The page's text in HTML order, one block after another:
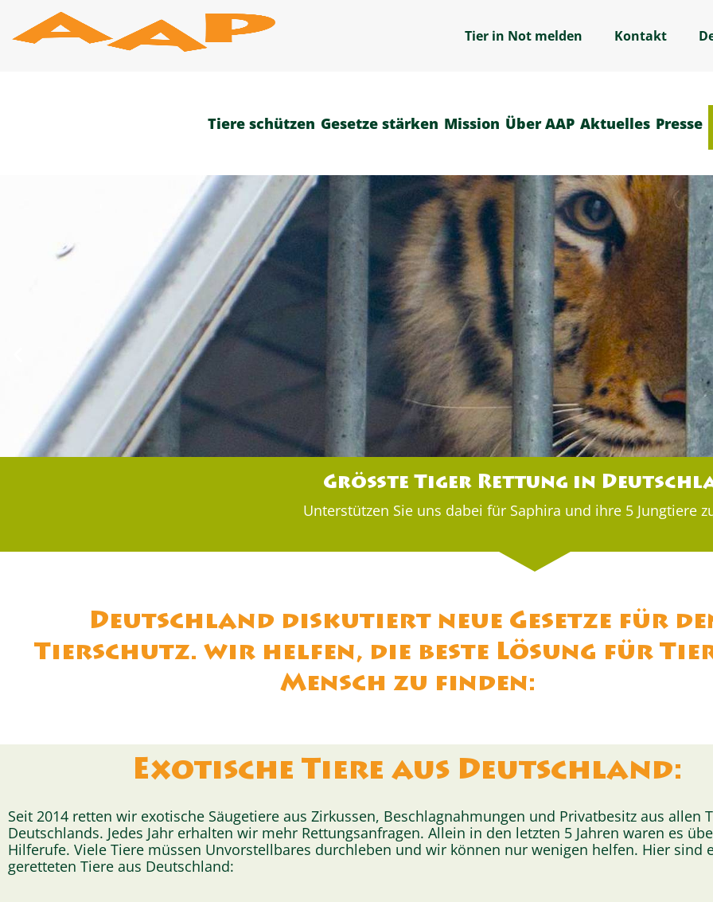
Inhalt
springen
Tier in Not melden Kontakt
Tiere schützen Gesetze stärken Mission Über AAP Aktuelles Presse
Größte Tiger Rettung in
Unterstützen Sie uns dabei für Saphira und ihre 5 Jungtiere
Deutschland diskutiert neue Gesetze für
Tierschutz. wir helfen, die beste Lösung für
Mensch zu finden:
Exotische Tiere aus Deutschland:
Seit 2014 retten wir exotische Säugetiere aus Zirkussen, Beschlagnahmungen und Privatbesitz aus allen
Deutschlands. Jedes Jahr erhalten wir mehr Rettungsanfragen. Allein in den letzten 5 Jahren waren es
Hilferufe. Viele Tiere müssen Unvorstellbares durchleben und wir können nur wenigen helfen. Hier sind
geretteten Tiere aus Deutschland: